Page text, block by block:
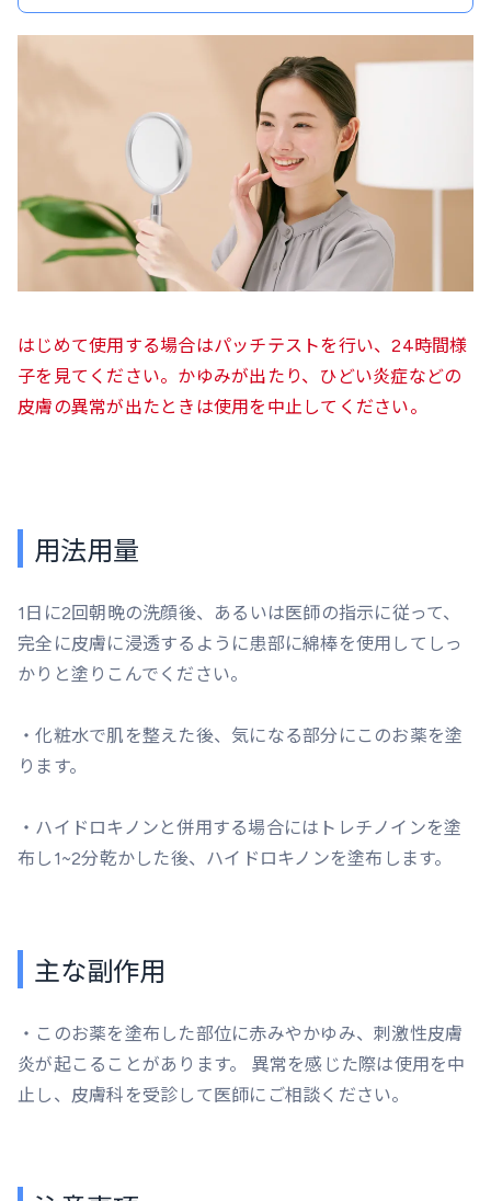
はじめて使用する場合はパッチテストを行い、24時間様
子を見てください。かゆみが出たり、ひどい炎症などの
皮膚の異常が出たときは使用を中止してください。
用法用量
1日に2回朝晩の洗顔後、あるいは医師の指示に従って、
完全に皮膚に浸透するように患部に綿棒を使用してしっ
かりと塗りこんでください。
・化粧水で肌を整えた後、気になる部分にこのお薬を塗
ります。
・ハイドロキノンと併用する場合にはトレチノインを塗
布し1~2分乾かした後、ハイドロキノンを塗布します。
主な副作用
・このお薬を塗布した部位に赤みやかゆみ、刺激性皮膚
炎が起こることがあります。 異常を感じた際は使用を中
止し、皮膚科を受診して医師にご相談ください。